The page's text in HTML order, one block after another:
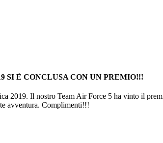
SI È CONCLUSA CON UN PREMIO!!!
2019. Il nostro Team Air Force 5 ha vinto il
avventura. Complimenti!!!